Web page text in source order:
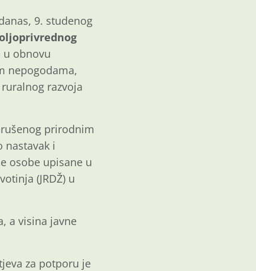
9. studenog
u obnovu
nepogodama,
razvoja
prirodnim
nastavak i
osobe upisane u
(JRDŽ) u
a visina javne
za potporu je